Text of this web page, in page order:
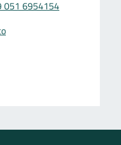
051 6954154